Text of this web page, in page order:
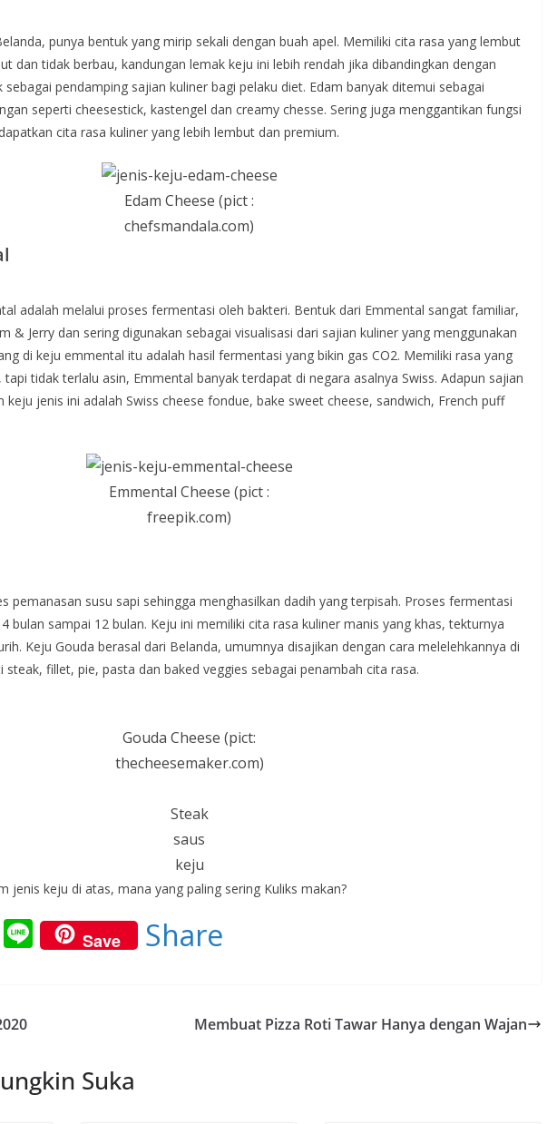
punya bentuk yang mirip sekali dengan buah apel. Memiliki cita rasa yang lembut
dan tidak berbau, kandungan lemak keju ini lebih rendah jika dibandingkan dengan
pendamping sajian kuliner bagi pelaku diet. Edam banyak ditemui sebagai
seperti cheesestick, kastengel dan creamy chesse. Sering juga menggantikan fungsi
cita rasa kuliner yang lebih lembut dan premium.
Edam Cheese (pict :
chefsmandala.com)
adalah melalui proses fermentasi oleh bakteri. Bentuk dari Emmental sangat familiar,
& Jerry dan sering digunakan sebagai visualisasi dari sajian kuliner yang menggunakan
di keju emmental itu adalah hasil fermentasi yang bikin gas CO2. Memiliki rasa yang
tidak terlalu asin, Emmental banyak terdapat di negara asalnya Swiss. Adapun sajian
keju jenis ini adalah Swiss cheese fondue, bake sweet cheese, sandwich, French puff
Emmental Cheese (pict :
freepik.com)
pemanasan susu sapi sehingga menghasilkan dadih yang terpisah. Proses fermentasi
bulan sampai 12 bulan. Keju ini memiliki cita rasa kuliner manis yang khas, tekturnya
Keju Gouda berasal dari Belanda, umumnya disajikan dengan cara melelehkannya di
steak, fillet, pie, pasta dan baked veggies sebagai penambah cita rasa.
Gouda Cheese (pict:
thecheesemaker.com)
Steak
saus
keju
jenis keju di atas, mana yang paling sering Kuliks makan?
W Li
n
Save Share
Membuat Pizza Roti Tawar Hanya dengan Wajan
Suka